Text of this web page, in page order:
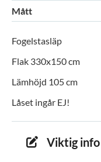
Mått
Fogelstasläp
Flak 330x150 cm
Lämhöjd 105 cm
Låset ingår EJ!
Viktig info